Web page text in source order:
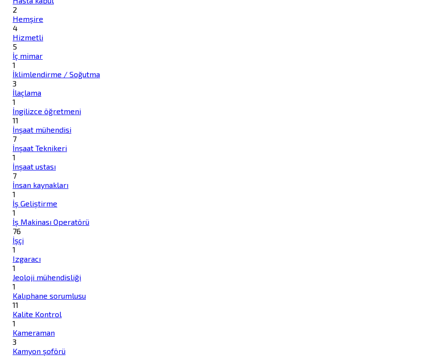
2
Hemşire
4
Hizmetli
5
İç mimar
1
İklimlendirme / Soğutma
3
İlaçlama
1
İngilizce öğretmeni
11
İnşaat mühendisi
7
İnşaat Teknikeri
1
İnşaat ustası
7
İnsan kaynakları
1
İş Geliştirme
1
İş Makinası Operatörü
76
İşçi
1
Izgaracı
1
Jeoloji mühendisliği
1
Kalıphane sorumlusu
11
Kalite Kontrol
1
Kameraman
3
Kamyon şoförü